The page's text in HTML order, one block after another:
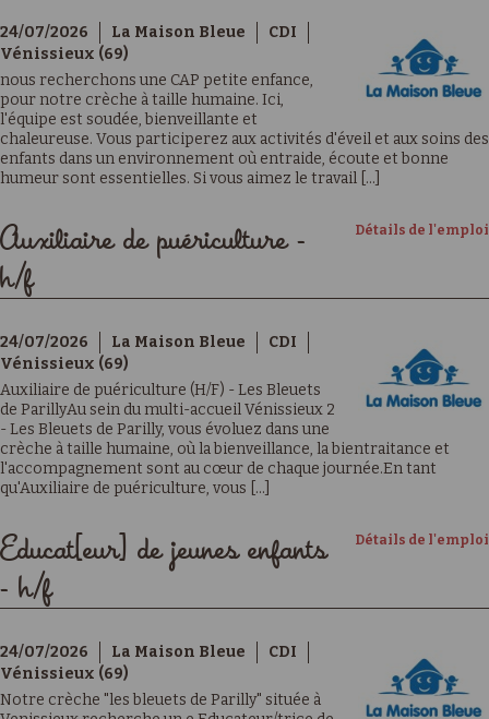
24/07/2026 La Maison Bleue
CDI
Vénissieux (69)
nous recherchons une CAP petite enfance,
pour notre crèche à taille humaine. Ici,
l'équipe est soudée, bienveillante et
chaleureuse. Vous participerez aux activités d'éveil et aux soins des
enfants dans un environnement où entraide, écoute et bonne
humeur sont essentielles. Si vous aimez le travail [...]
Détails de l'emploi
Auxiliaire de puériculture -
h/f
24/07/2026 La Maison Bleue
CDI
Vénissieux (69)
Auxiliaire de puériculture (H/F) - Les Bleuets
de ParillyAu sein du multi-accueil Vénissieux 2
- Les Bleuets de Parilly, vous évoluez dans une
crèche à taille humaine, où la bienveillance, la bientraitance et
l'accompagnement sont au cœur de chaque journée.En tant
qu'Auxiliaire de puériculture, vous [...]
Détails de l'emploi
Educat[eur] de jeunes enfants
- h/f
24/07/2026 La Maison Bleue
CDI
Vénissieux (69)
Notre crèche "les bleuets de Parilly" située à